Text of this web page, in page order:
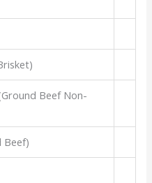
Beef Non-
Beef)